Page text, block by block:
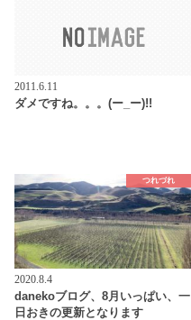
2011.6.11
ダメですね。。。(ー_ー)!!
つれづれ
2020.8.4
danekoブログ、8月いっぱい、一
日おきの更新となります